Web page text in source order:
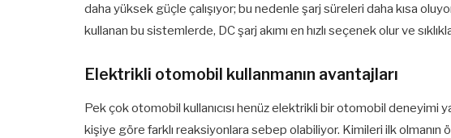
daha yüksek güçle çalışıyor; bu nedenle şarj süreleri daha kısa
kullanan bu sistemlerde, DC şarj akımı en hızlı seçenek olur ve sıklıkla
Elektrikli otomobil kullanmanın avantajları
Pek çok otomobil kullanıcısı henüz elektrikli bir otomobil deneyimi
kişiye göre farklı reaksiyonlara sebep olabiliyor. Kimileri ilk